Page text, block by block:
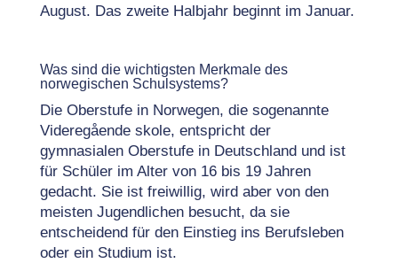
August. Das zweite Halbjahr beginnt im Januar.
Was sind die wichtigsten Merkmale des
norwegischen Schulsystems?
Die Oberstufe in Norwegen, die sogenannte
Videregående skole, entspricht der
gymnasialen Oberstufe in Deutschland und ist
für Schüler im Alter von 16 bis 19 Jahren
gedacht. Sie ist freiwillig, wird aber von den
meisten Jugendlichen besucht, da sie
entscheidend für den Einstieg ins Berufsleben
oder ein Studium ist.